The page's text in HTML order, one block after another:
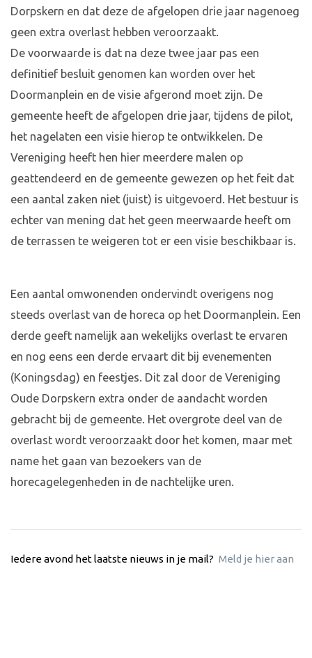
Dorpskern en dat deze de afgelopen drie jaar nagenoeg
geen extra overlast hebben veroorzaakt.
De voorwaarde is dat na deze twee jaar pas een
definitief besluit genomen kan worden over het
Doormanplein en de visie afgerond moet zijn. De
gemeente heeft de afgelopen drie jaar, tijdens de pilot,
het nagelaten een visie hierop te ontwikkelen. De
Vereniging heeft hen hier meerdere malen op
geattendeerd en de gemeente gewezen op het feit dat
een aantal zaken niet (juist) is uitgevoerd. Het bestuur is
echter van mening dat het geen meerwaarde heeft om
de terrassen te weigeren tot er een visie beschikbaar is.
Een aantal omwonenden ondervindt overigens nog
steeds overlast van de horeca op het Doormanplein. Een
derde geeft namelijk aan wekelijks overlast te ervaren
en nog eens een derde ervaart dit bij evenementen
(Koningsdag) en feestjes. Dit zal door de Vereniging
Oude Dorpskern extra onder de aandacht worden
gebracht bij de gemeente. Het overgrote deel van de
overlast wordt veroorzaakt door het komen, maar met
name het gaan van bezoekers van de
horecagelegenheden in de nachtelijke uren.
Iedere avond het laatste nieuws in je mail? Meld je hier aan